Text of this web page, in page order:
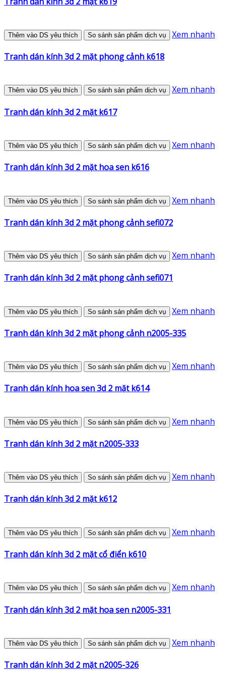
Thêm vào DS yêu thích So sánh sản phẩm dịch vụ Xem nhanh
Tranh dán kính 3d 2 mặt phong cảnh k618
Thêm vào DS yêu thích So sánh sản phẩm dịch vụ Xem nhanh
Tranh dán kính 3d 2 mặt k617
Thêm vào DS yêu thích So sánh sản phẩm dịch vụ Xem nhanh
Tranh dán kính 3d 2 mặt hoa sen k616
Thêm vào DS yêu thích So sánh sản phẩm dịch vụ Xem nhanh
Tranh dán kính 3d 2 mặt phong cảnh sefi072
Thêm vào DS yêu thích So sánh sản phẩm dịch vụ Xem nhanh
Tranh dán kính 3d 2 mặt phong cảnh sefi071
Thêm vào DS yêu thích So sánh sản phẩm dịch vụ Xem nhanh
Tranh dán kính 3d 2 mặt phong cảnh n2005-335
Thêm vào DS yêu thích So sánh sản phẩm dịch vụ Xem nhanh
Tranh dán kính hoa sen 3d 2 mặt k614
Thêm vào DS yêu thích So sánh sản phẩm dịch vụ Xem nhanh
Tranh dán kính 3d 2 mặt n2005-333
Thêm vào DS yêu thích So sánh sản phẩm dịch vụ Xem nhanh
Tranh dán kính 3d 2 mặt k612
Thêm vào DS yêu thích So sánh sản phẩm dịch vụ Xem nhanh
Tranh dán kính 3d 2 mặt cổ điển k610
Thêm vào DS yêu thích So sánh sản phẩm dịch vụ Xem nhanh
Tranh dán kính 3d 2 mặt hoa sen n2005-331
Thêm vào DS yêu thích So sánh sản phẩm dịch vụ Xem nhanh
Tranh dán kính 3d 2 mặt n2005-326